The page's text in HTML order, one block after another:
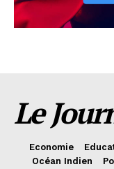
Le
Economie
Océan Indien